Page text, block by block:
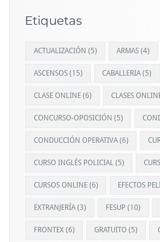
Etiquetas
ACTUALIZACIÓN (5) ARMAS (4)
ASCENSOS(15) CABALLERIA (5)
CLASE ONLINE(6) CLASES
CONCURSO-OPOSICIÓN (5)
CONDUCCIÓN OPERATIVA(6)
CURSO INGLÉS POLICIAL(5)
CURSOS ONLINE(6) EFECTOS
EXTRANJERÍA(3) FESUP (10)
FRONTEX(6) GRATUITO (5)